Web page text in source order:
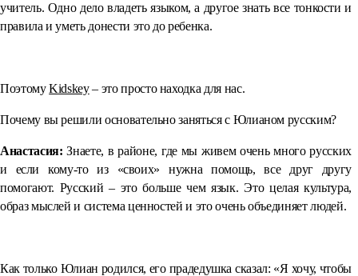
учитель. Одно дело владеть языком, а другое знать все тонкости и
правила и уметь донести это до ребенка.
ПоэтомуKidskey– это просто находка для нас.
Почему вы решили основательно заняться с Юлианом русским?
Анастасия: Знаете, в районе, где мы живем очень много русских
и если кому-то из «своих» нужна помощь, все друг другу
помогают. Русский – это больше чем язык. Это целая культура,
образ мыслей и система ценностей и это очень объединяет людей.
Как только Юлиан родился, его прадедушка сказал: «Я хочу, чтобы